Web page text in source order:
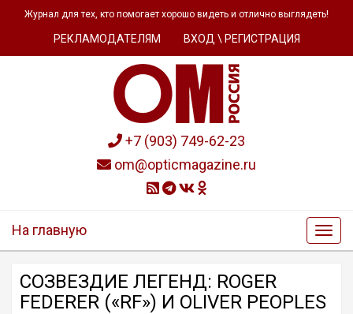
Журнал для тех, кто помогает хорошо видеть и отлично выглядеть!
РЕКЛАМОДАТЕЛЯМ ВХОД \ РЕГИСТРАЦИЯ
+7 (903) 749-62-23
om@opticmagazine.ru
На главную
СОЗВЕЗДИЕ ЛЕГЕНД: ROGER
FEDERER («RF») И OLIVER PEOPLES